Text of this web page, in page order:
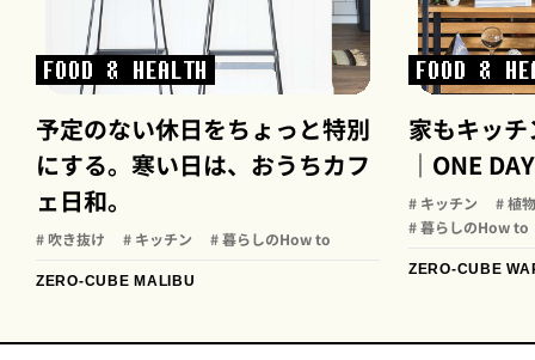
FOOD & HEALTH
予定のない休日をちょっと特別
にする。寒い日は、おうちカフ
ェ日和。
# 吹き抜け # キッチン # 暮らしのHow to
ZERO-CUBE MALIBU
FOOD &
家もキッ
｜ONE
# キッチン
# 植
# 暮らしのHow to
ZERO-CUBE